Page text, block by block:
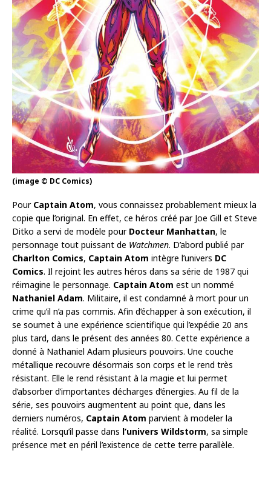
(image © DC Comics)
Pour Captain Atom, vous connaissez probablement mieux la
copie que l’original. En effet, ce héros créé par Joe Gill et Steve
Ditko a servi de modèle pour Docteur Manhattan, le
personnage tout puissant de Watchmen. D’abord publié par
Charlton Comics, Captain Atom intègre l’univers DC
Comics. Il rejoint les autres héros dans sa série de 1987 qui
réimagine le personnage. Captain Atom est un nommé
Nathaniel Adam. Militaire, il est condamné à mort pour un
crime qu’il n’a pas commis. Afin d’échapper à son exécution, il
se soumet à une expérience scientifique qui l’expédie 20 ans
plus tard, dans le présent des années 80. Cette expérience a
donné à Nathaniel Adam plusieurs pouvoirs. Une couche
métallique recouvre désormais son corps et le rend très
résistant. Elle le rend résistant à la magie et lui permet
d’absorber d’importantes décharges d’énergies. Au fil de la
série, ses pouvoirs augmentent au point que, dans les
derniers numéros, Captain Atom parvient à modeler la
réalité. Lorsqu’il passe dans l’univers Wildstorm, sa simple
présence met en péril l’existence de cette terre parallèle.